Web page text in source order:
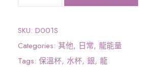
滿
龍
能
SKU: D001S
Categories: 其他, 日常, 龍能量
Tags: 保溫杯, 水杯, 銀, 龍